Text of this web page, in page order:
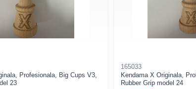
Profesionala, Big Cups V3,
23
165033
Kendama X Originala,
Rubber Grip model 24